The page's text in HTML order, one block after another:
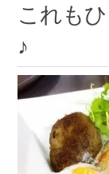
これも
♪